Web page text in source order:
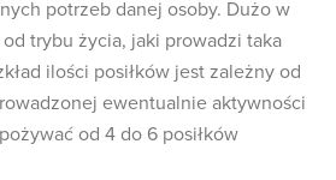
potrzeb danej osoby. Dużo w
trybu życia, jaki prowadzi taka
ilości posiłków jest zależny od
ewentualnie aktywności
od 4 do 6 posiłków